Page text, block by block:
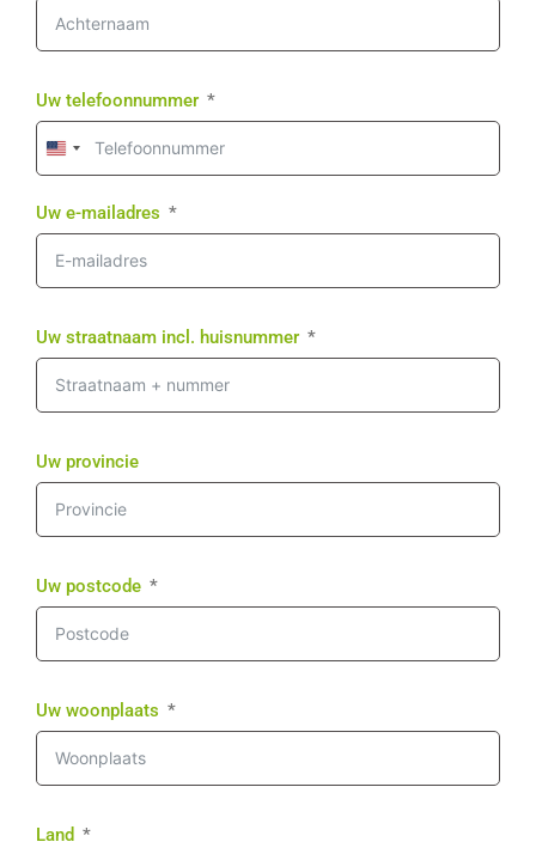
Uw telefoonnummer
United
States
+1
Uw e-mailadres
Uw straatnaam incl. huisnummer
Uw provincie
Uw postcode
Uw woonplaats
Land